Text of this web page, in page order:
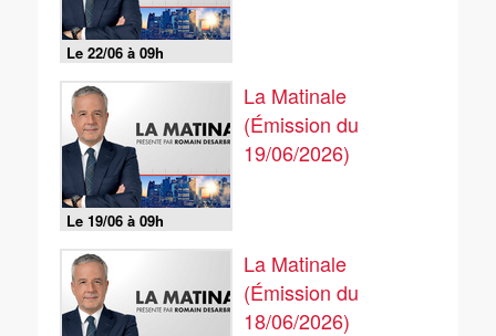
Le 22/06 à 09h
Le 19/06 à 09h
La Matinale
(Émission du
19/06/2026)
La Matinale
(Émission du
18/06/2026)